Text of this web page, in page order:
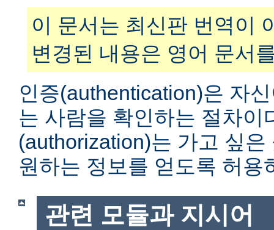
이 문서는 최신판 번역이
변경된 내용은 영어 문서
인증(authentication)은 자
는 사람을 확인하는 절차이
(authorization)는 가고 싶
원하는 정보를 얻도록 허용
관련 모듈과 지시어